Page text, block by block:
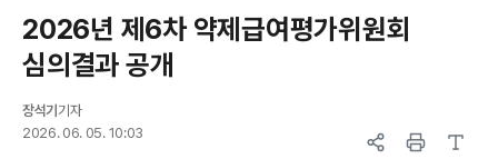
2026년 제6차 약제급여평가위원회
심의결과 공개
장석기기자
2026. 06. 05. 10:03